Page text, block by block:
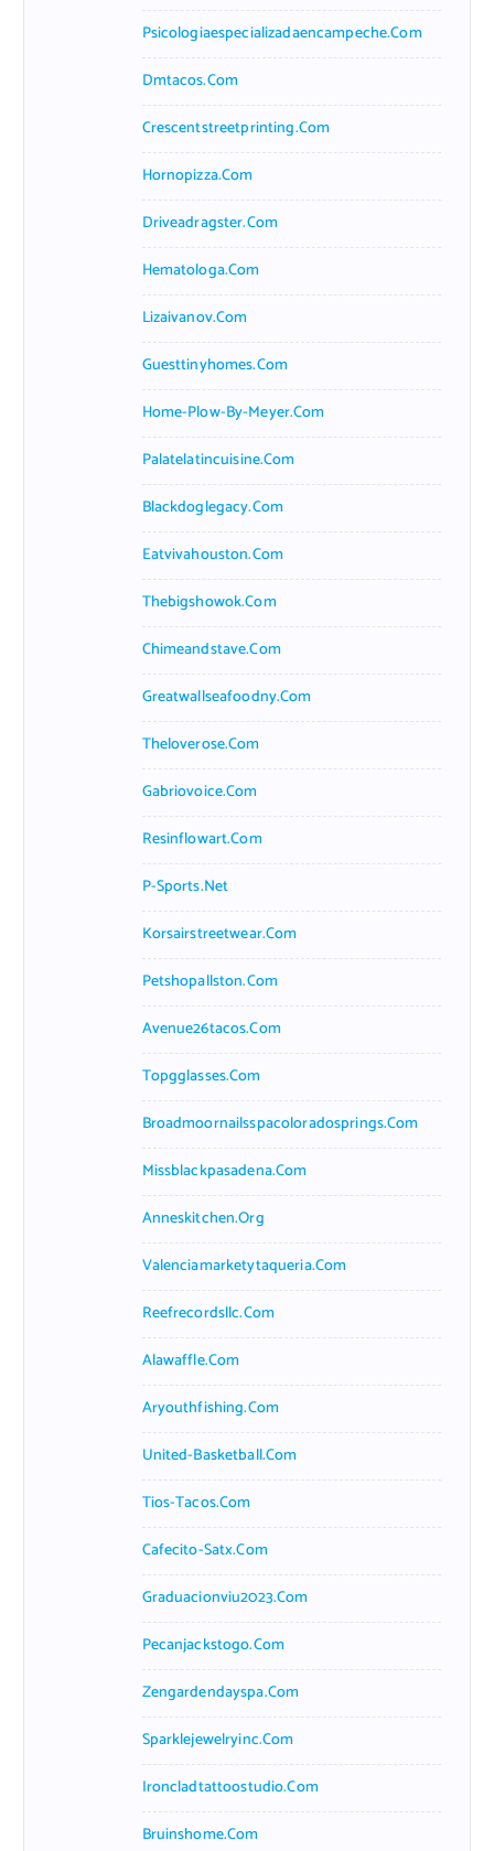
Psicologiaespecializadaencampeche.com
Dmtacos.com
Crescentstreetprinting.com
Hornopizza.com
Driveadragster.com
Hematologa.com
Lizaivanov.com
Guesttinyhomes.com
Home-Plow-By-Meyer.com
Palatelatincuisine.com
Blackdoglegacy.com
Eatvivahouston.com
Thebigshowok.com
Chimeandstave.com
Greatwallseafoodny.com
Theloverose.com
Gabriovoice.com
Resinflowart.com
P-Sports.net
Korsairstreetwear.com
Petshopallston.com
Avenue26tacos.com
Topgglasses.com
Broadmoornailsspacoloradosprings.com
Missblackpasadena.com
Anneskitchen.org
Valenciamarketytaqueria.com
Reefrecordsllc.com
Alawaffle.com
Aryouthfishing.com
United-Basketball.com
Tios-Tacos.com
Cafecito-Satx.com
Graduacionviu2023.com
Pecanjackstogo.com
Zengardendayspa.com
Sparklejewelryinc.com
Ironcladtattoostudio.com
Bruinshome.com